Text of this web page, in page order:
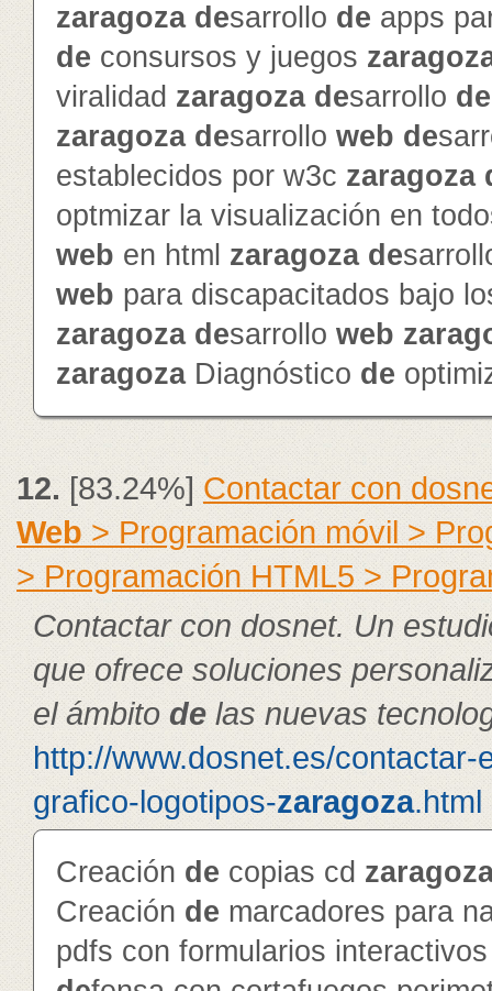
zaragoza desarrollo de apps
de consursos y juegos
viralidad zaragoza desarrollo de
zaragoza desarrollo web de
establecidos por w3c zaragoza
optmizar la visualización en
web en html zaragoza de
web para discapacitados bajo
zaragoza desarrollo web
zaragozaDiagnóstico de
12.[83.24%]Contactar con
Web> Programación móvil >
> Programación HTML5 >
Contactar con dosnet. Un
que ofrece soluciones
el ámbitode las nuevas
http://www.dosnet.es/contactar-
grafico-logotipos-zaragoza.html
Creación de copias cd
Creación de marcadores para
pdfs con formularios